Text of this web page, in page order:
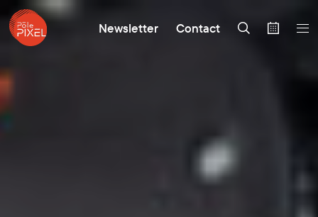
Newsletter Contact